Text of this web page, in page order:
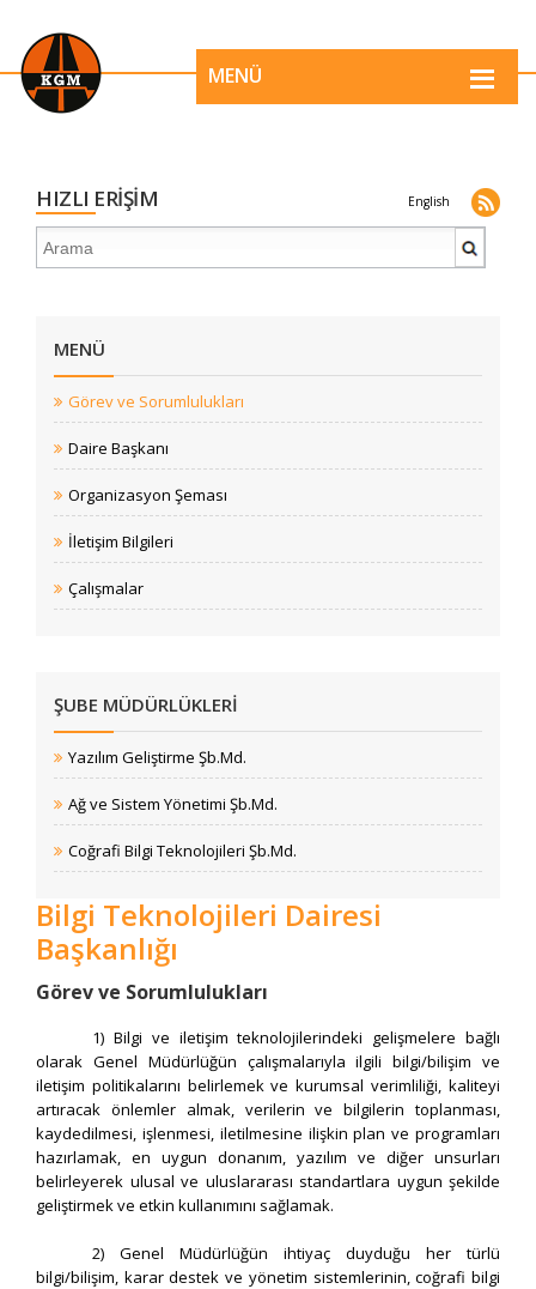
MENÜ
HIZLI ERİŞİM English
MENÜ
Görev ve Sorumlulukları
Daire Başkanı
Organizasyon Şeması
İletişim Bilgileri
Çalışmalar
ŞUBE MÜDÜRLÜKLERI
Yazılım Geliştirme Şb.Md.
Ağ ve Sistem Yönetimi Şb.Md.
Coğrafi Bilgi Teknolojileri Şb.Md.
Bilgi Teknolojileri Dairesi
Başkanlığı
Görev ve Sorumlulukları
1) Bilgi ve iletişim teknolojilerindeki gelişmelere bağlı
olarak Genel Müdürlüğün çalışmalarıyla ilgili bilgi/bilişim ve
iletişim politikalarını belirlemek ve kurumsal verimliliği, kaliteyi
artıracak önlemler almak, verilerin ve bilgilerin toplanması,
kaydedilmesi, işlenmesi, iletilmesine ilişkin plan ve programları
hazırlamak, en uygun donanım, yazılım ve diğer unsurları
belirleyerek ulusal ve uluslararası standartlara uygun şekilde
geliştirmek ve etkin kullanımını sağlamak.
2) Genel Müdürlüğün ihtiyaç duyduğu her türlü
bilgi/bilişim, karar destek ve yönetim sistemlerinin, coğrafi bilgi